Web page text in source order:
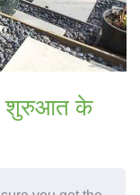
शुरुआत के